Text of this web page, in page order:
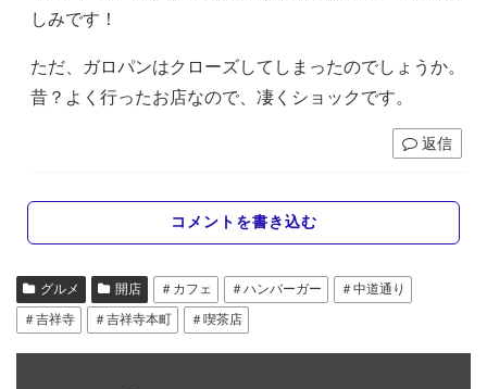
しみです！
ただ、ガロパンはクローズしてしまったのでしょうか。
昔？よく行ったお店なので、凄くショックです。
返信
コメントを書き込む
グルメ 開店 ＃カフェ ＃ハンバーガー
＃中道通り
＃吉祥寺
＃吉祥寺本町 ＃喫茶店